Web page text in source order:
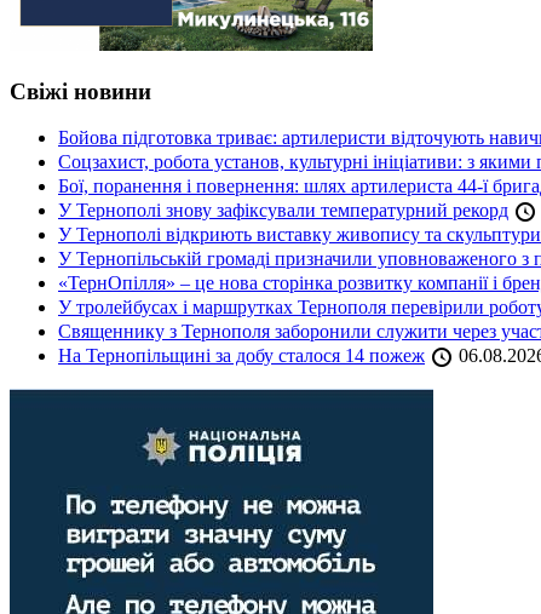
Свіжі новини
Бойова підготовка триває: артилеристи відточують
Соцзахист, робота установ, культурні ініціативи: з
Бої, поранення і повернення: шлях артилериста 44-ї
У Тернополі знову зафіксували температурний рекорд
У Тернополі відкриють виставку живопису та
У Тернопільській громаді призначили уповноваженого з
«ТернОпілля» – це нова сторінка розвитку компанії і
У тролейбусах і маршрутках Тернополя перевірили
Священнику з Тернополя заборонили служити через
На Тернопільщині за добу сталося 14 пожеж